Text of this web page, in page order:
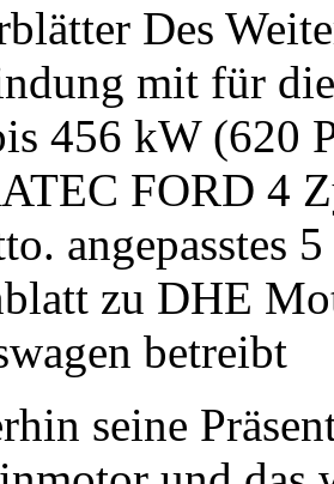
Des
mit für
456 kW (620
FORD 4
angepasstes
zu DHE
betreibt
seine